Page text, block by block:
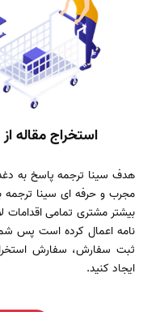
استخراج مقاله
هدف سینا ترجمه پاسخ به
مجرب و حرفه ای سینا
بیشتر مشتری تمامی اقدامات
نامه اعمال کرده است پس
ثبت سفارش، سفارش
ایجاد کنید.